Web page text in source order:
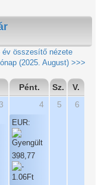
év összesítő nézete
(2025. August) >>>
Pént. Sz.
V.
3 4
EUR:
398,77
5 6